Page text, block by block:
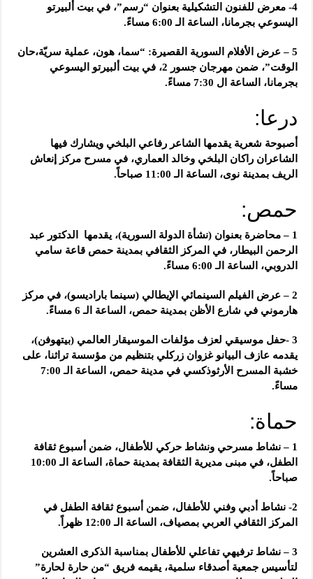
4- معرض للفنون التشكيلية بعنوان “رسم”، في بيت ألبيرتو
اليسوعي بجرمانا، الساعة الـ 6:00 مساءً.
5 – عرض الأفلام السورية القصيرة: “سما، هون، عملية سريّة،حان
الوقت”، ضمن مهرجان جسور 2، في بيت ألبيرتو اليسوعي
بجرمانا، الساعة ال 7:30 مساءً.
درعا:
أصبوحة شعرية يقدمها الشاعر رفاعي البلخي ويشارك فيها
الشاعران راكان البلخي وخالد العماري، في مسرح مركز إنعاش
الريف بمدينة نوى، الساعة الـ 11:00 صباحاً.
حمص:
1 – محاضرة بعنوان (نشأة الدولة السورية)، يقدمها الدكتور عبد
الرحمن البيطار، في المركز الثقافي بمدينة حمص قاعة سامي
الدروبي، الساعة الـ 6:00 مساءً.
2 – عرض الفيلم السينمائي الإيطالي (سينما باراديسو)، في مركز
هارموني في شارع الأظن بمدينة حمص، الساعة الـ 6 مساءً.
3 -حفل موسيقي لعزف مؤلفات الموسيقار العالمي (بيتهوفن)،
يقدمه عازف البيانو غزوان زركلي بتنظيم من مؤسسة تراثنا، على
خشبة المسرح الأرثوذكسي في مدينة حمص، الساعة الـ 7:00
مساءً.
حماة:
1 – نشاط مسرحي ونشاط حركي للأطفال، ضمن أسبوع ثقافة
الطفل، في مبنى مديرية الثقافة بمدينة حماة، الساعة الـ 10:00
صباحاً.
2- نشاط أدبي وفني للأطفال، ضمن أسبوع ثقافة الطفل في
المركز الثقافي العربي بمصياف، الساعة الـ 12:00 ظهراً.
3 – نشاط ترفيهي تفاعلي للأطفال بمناسبة الذكرى العشرين
لتأسيس جمعية أصدقاء سلمية، يقيمه فريق “من حارة لحارة”